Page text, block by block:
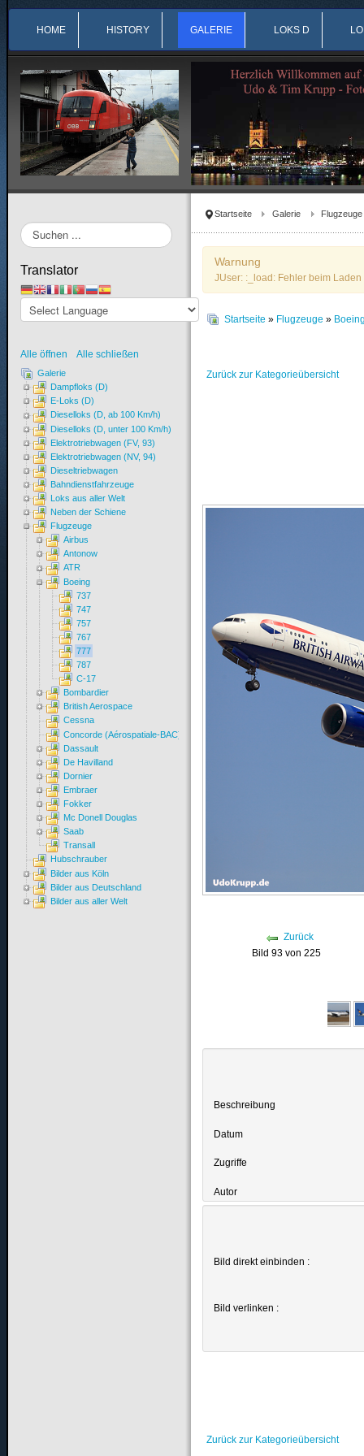
HOME HISTORY GALERIE LOKS D
Startseite Galerie Flugzeuge
Warnung
JUser: :_load: Fehler beim
Startseite » Flugzeuge »
Zurück zur Kategorieübersicht
Zurück
Bild 93 von 225
Beschreibung
Datum
Zugriffe
Autor
Bild direkt einbinden :
Bild verlinken :
Zurück zur Kategorieübersicht
Suchen
...
Translator
Alle öffnen Alle schließen
Galerie
Dampfloks (D)
E-Loks (D)
Dieselloks (D, ab 100 Km/h)
Dieselloks (D, unter 100 Km/h)
Elektrotriebwagen (FV, 93)
Elektrotriebwagen (NV, 94)
Dieseltriebwagen
Bahndienstfahrzeuge
Loks aus aller Welt
Neben der Schiene
Flugzeuge
Airbus
Antonow
ATR
Boeing
737
747
757
767
777
787
C-17
Bombardier
British Aerospace
Cessna
Concorde (Aérospatiale-BAC)
Dassault
De Havilland
Dornier
Embraer
Fokker
Mc Donell Douglas
Saab
Transall
Hubschrauber
Bilder aus Köln
Bilder aus Deutschland
Bilder aus aller Welt